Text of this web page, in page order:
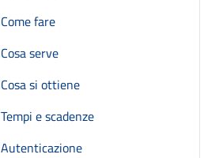
Come fare
Cosa serve
Cosa si ottiene
Tempi e scadenze
Autenticazione